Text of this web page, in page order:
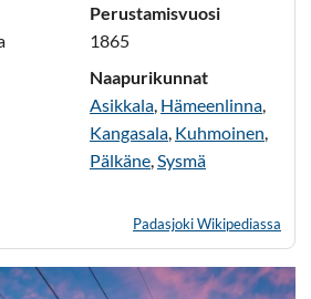
Perustamisvuosi
1865
Naapurikunnat
Asikkala Hämeenlinna
Kangasala Kuhmoinen
Pälkäne Sysmä
Padasjoki Wikipediassa